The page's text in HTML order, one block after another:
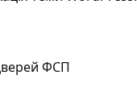
ФСП